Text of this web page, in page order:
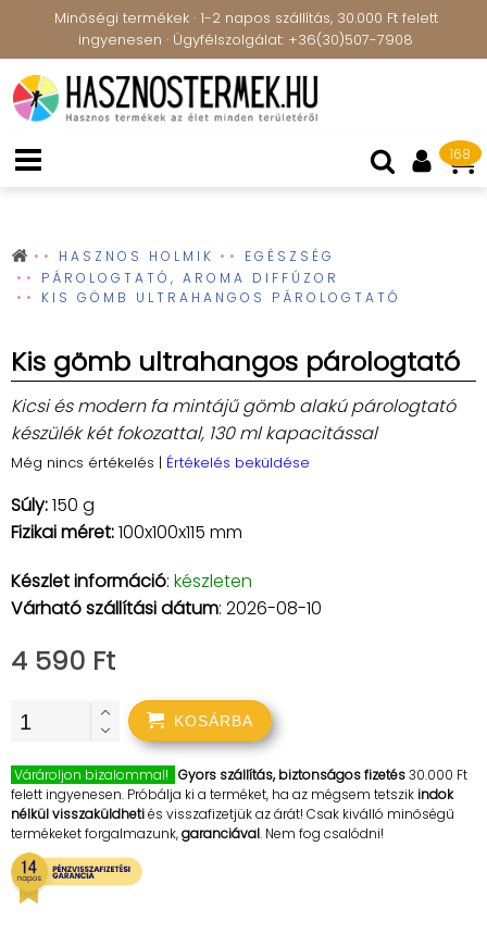
Minőségi termékek · 1-2 napos szállítás, 30.000 Ft felett
ingyenesen · Ügyfélszolgálat: +36(30)507-7908
168
HASZNOS HOLMIK
EGÉSZSÉG
PÁROLOGTATÓ, AROMA DIFFÚZOR
KIS GÖMB ULTRAHANGOS PÁROLOGTATÓ
Kis gömb ultrahangos párologtató
Kicsi és modern fa mintájű gömb alakú párologtató
készülék két fokozattal, 130 ml kapacitással
Még nincs értékelés | Értékelés beküldése
Súly:150 g
Fizikai méret:100x100x115 mm
Készlet információ: készleten
Várható szállítási dátum: 2026-08-10
4 590 Ft
KOSÁRBA
Várároljon bizalommal! Gyors szállítás, biztonságos fizetés30.000 Ft
felett ingyenesen. Próbálja ki a terméket, ha az mégsem tetszikindok
nélkül visszaküldhetiés visszafizetjük az árát! Csak kiválló minőségű
termékeket forgalmazunk,garanciával. Nem fog csalódni!